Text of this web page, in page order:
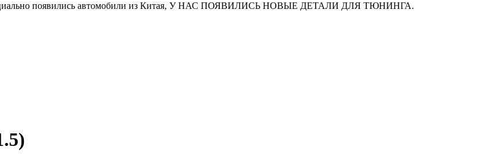
появились автомобили из Китая, У НАС ПОЯВИЛИСЬ НОВЫЕ ДЕТАЛИ ДЛЯ ТЮНИНГА.